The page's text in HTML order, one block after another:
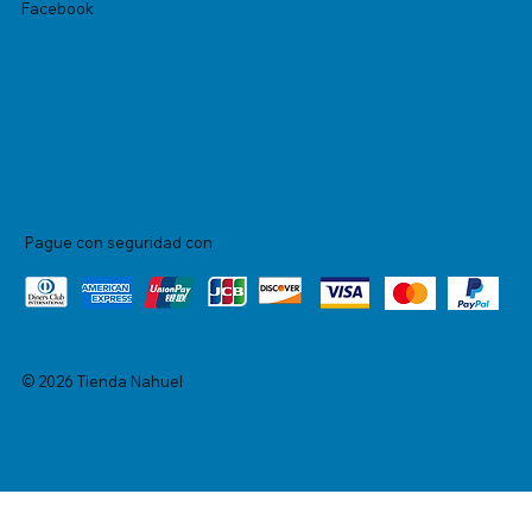
Facebook
Pague con seguridad con
© 2026 Tienda Nahuel